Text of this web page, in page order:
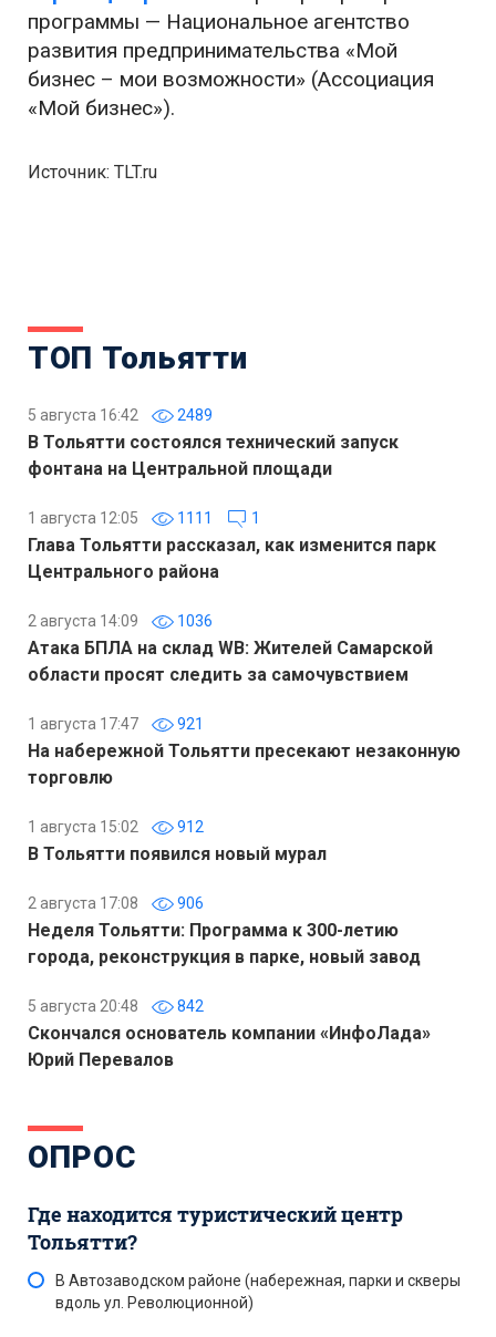
программы — Национальное агентство
развития предпринимательства «Мой
бизнес – мои возможности» (Ассоциация
«Мой бизнес»).
Источник: TLT.ru
ТОП Тольятти
5 августа 16:42 2489
В Тольятти состоялся технический запуск
фонтана на Центральной площади
1 августа 12:05 1111 1
Глава Тольятти рассказал, как изменится парк
Центрального района
2 августа 14:09 1036
Атака БПЛА на склад WB: Жителей Самарской
области просят следить за самочувствием
1 августа 17:47 921
На набережной Тольятти пресекают незаконную
торговлю
1 августа 15:02 912
В Тольятти появился новый мурал
2 августа 17:08 906
Неделя Тольятти: Программа к 300-летию
города, реконструкция в парке, новый завод
5 августа 20:48 842
Скончался основатель компании «ИнфоЛада»
Юрий Перевалов
ОПРОС
Где находится туристический центр
Тольятти?
В Автозаводском районе (набережная, парки и скверы
вдоль ул. Революционной)